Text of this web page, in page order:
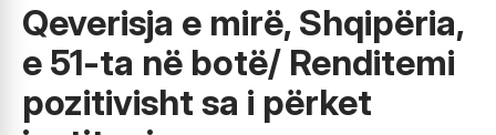
Qeverisja e mirë, Shqipëria,
e 51-ta në botë/ Renditemi
pozitivisht sa i përket